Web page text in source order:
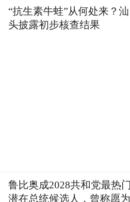
“抗生素牛蛙”从何处来？汕
头披露初步核查结果
鲁比奥成2028共和党最热门
潜在总统候选人，曾称愿为